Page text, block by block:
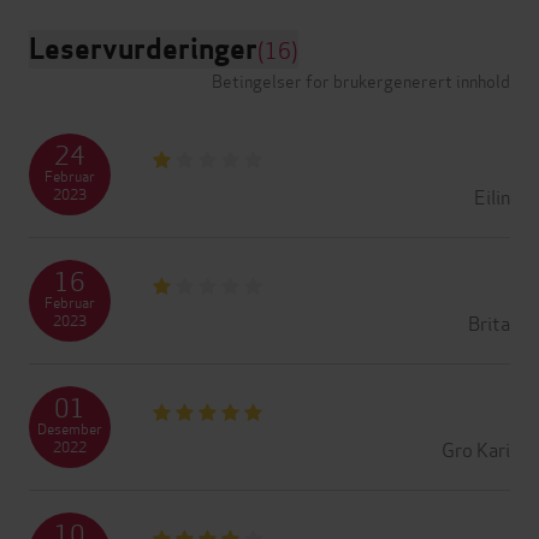
Leservurderinger(16)
Betingelser for brukergenerert innhold
Eilin
24
Februar
2023
Brita
16
Februar
2023
Gro Kari
01
Desember
2022